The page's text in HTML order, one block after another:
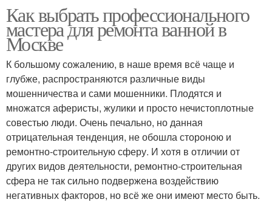
Как выбрать профессионального
мастера для ремонта ванной в
Москве
К большому сожалению, в наше время всё чаще и
глубже, распространяются различные виды
мошенничества и сами мошенники. Плодятся и
множатся аферисты, жулики и просто нечистоплотные
совестью люди. Очень печально, но данная
отрицательная тенденция, не обошла стороною и
ремонтно-строительную сферу. И хотя в отличии от
других видов деятельности, ремонтно-строительная
сфера не так сильно подвержена воздействию
негативных факторов, но всё же они имеют место быть.